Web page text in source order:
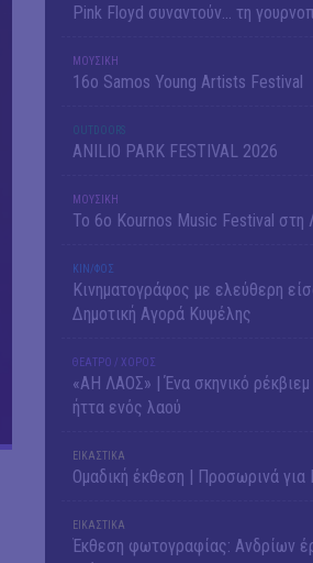
Pink Floyd συναντούν… τη
ΜΟΥΣΙΚΗ
16o Samos Young Artists Festival
OUTDΟORS
ANILIO PARK FESTIVAL 2026
ΜΟΥΣΙΚΗ
Το 6ο Kournos Music Festival στη
ΚΙΝ/ΦΟΣ
Κινηματογράφος με ελεύθερη
Δημοτική Αγορά Κυψέλης
ΘΕΑΤΡΟ / ΧΟΡΟΣ
«ΑΗ ΛΑΟΣ» | Ένα σκηνικό ρέκβιεμ
ήττα ενός λαού
ΕΙΚΑΣΤΙΚΑ
Ομαδική έκθεση | Προσωρινά για
ΕΙΚΑΣΤΙΚΑ
Έκθεση φωτογραφίας: Ανδρίων